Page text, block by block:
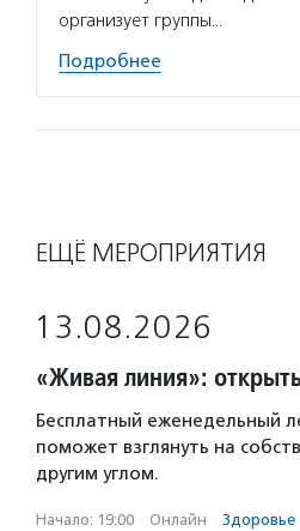
организует группы…
Подробнее
ЕЩЁ МЕРОПРИЯТИЯ
13.08.2026
«Живая линия»:
Бесплатный еженедельный
поможет взглянуть на
другим углом.
Начало: 19:00 · Онлайн · Здоровье